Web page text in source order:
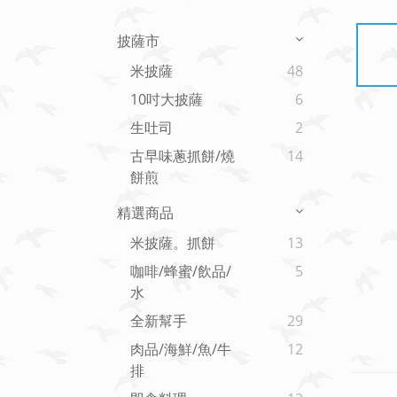
披薩市
米披薩
48
10吋大披薩
6
生吐司
2
古早味蔥抓餅/燒
餅煎
14
精選商品
米披薩。抓餅
13
咖啡/蜂蜜/飲品/
水
5
全新幫手
29
肉品/海鮮/魚/牛
排
12